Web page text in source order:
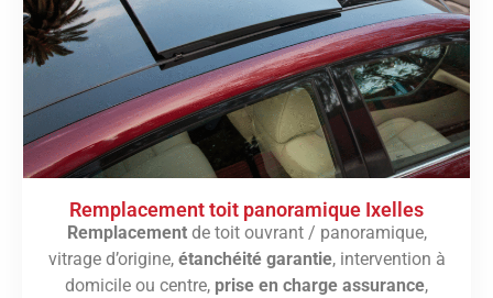
Remplacement toit panoramique Ixelles
Remplacementde toit ouvrant / panoramique,
vitrage d’origine, étanchéité garantie, intervention à
domicile ou centre, prise en charge assurance,